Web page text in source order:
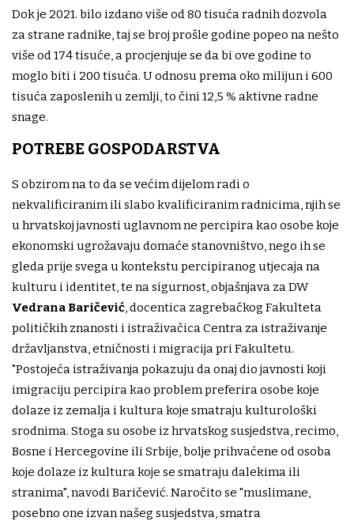
Dok je 2021. bilo izdano više od 80 tisuća radnih dozvola
za strane radnike, taj se broj prošle godine popeo na nešto
više od 174 tisuće, a procjenjuje se da bi ove godine to
moglo biti i 200 tisuća. U odnosu prema oko milijun i 600
tisuća zaposlenih u zemlji, to čini 12,5 % aktivne radne
snage.
POTREBE GOSPODARSTVA
S obzirom na to da se većim dijelom radi o
nekvalificiranim ili slabo kvalificiranim radnicima, njih se
u hrvatskoj javnosti uglavnom ne percipira kao osobe koje
ekonomski ugrožavaju domaće stanovništvo, nego ih se
gleda prije svega u kontekstu percipiranog utjecaja na
kulturu i identitet, te na sigurnost, objašnjava za DW
Vedrana Baričević, docentica zagrebačkog Fakulteta
političkih znanosti i istraživačica Centra za istraživanje
državljanstva, etničnosti i migracija pri Fakultetu.
"Postojeća istraživanja pokazuju da onaj dio javnosti koji
imigraciju percipira kao problem preferira osobe koje
dolaze iz zemalja i kultura koje smatraju kulturološki
srodnima. Stoga su osobe iz hrvatskog susjedstva, recimo,
Bosne i Hercegovine ili Srbije, bolje prihvaćene od osoba
koje dolaze iz kultura koje se smatraju dalekima ili
stranima", navodi Baričević. Naročito se "muslimane,
posebno one izvan našeg susjedstva, smatra